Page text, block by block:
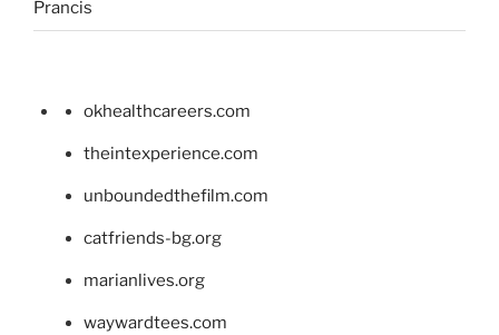
Prancis
okhealthcareers.com
theintexperience.com
unboundedthefilm.com
catfriends-bg.org
marianlives.org
waywardtees.com